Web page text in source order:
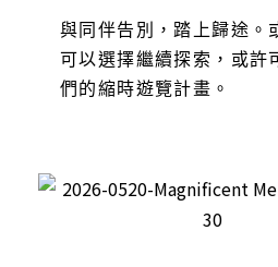
與同伴告別，踏上歸途。
可以選擇繼續探索，或許
們的縮時遊覽計畫。